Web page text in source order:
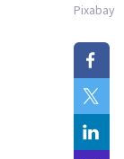
Pixabay